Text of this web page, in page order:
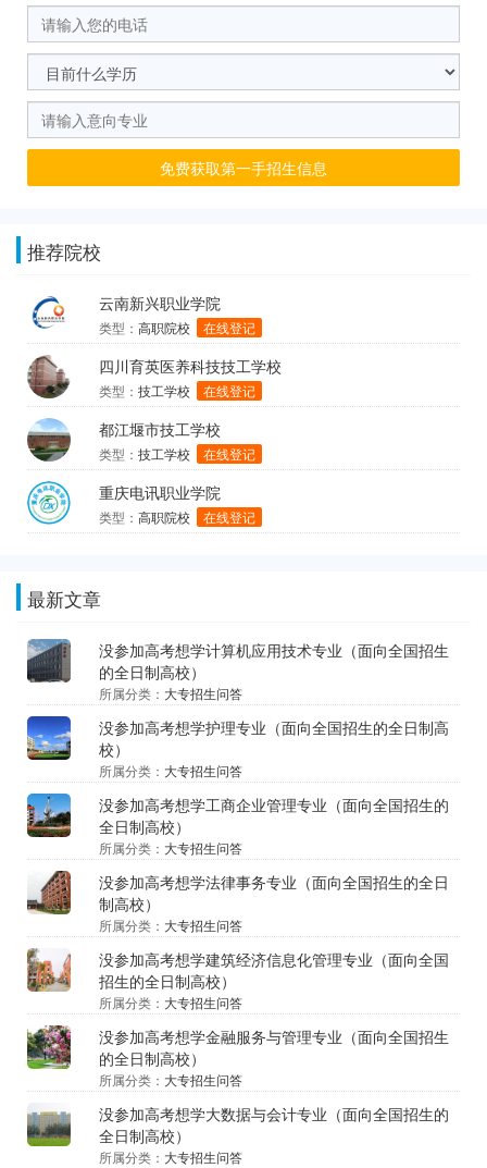
免费获取第一手招生信息
推荐院校
云南新兴职业学院
类型：高职院校 在线登记
四川育英医养科技技工学校
类型：技工学校 在线登记
都江堰市技工学校
类型：技工学校 在线登记
重庆电讯职业学院
类型：高职院校 在线登记
最新文章
没参加高考想学计算机应用技术专业（面向全国招生
的全日制高校）
所属分类： 大专招生问答
没参加高考想学护理专业（面向全国招生的全日制高
校）
所属分类： 大专招生问答
没参加高考想学工商企业管理专业（面向全国招生的
全日制高校）
所属分类： 大专招生问答
没参加高考想学法律事务专业（面向全国招生的全日
制高校）
所属分类： 大专招生问答
没参加高考想学建筑经济信息化管理专业（面向全国
招生的全日制高校）
所属分类： 大专招生问答
没参加高考想学金融服务与管理专业（面向全国招生
的全日制高校）
所属分类： 大专招生问答
没参加高考想学大数据与会计专业（面向全国招生的
全日制高校）
所属分类： 大专招生问答